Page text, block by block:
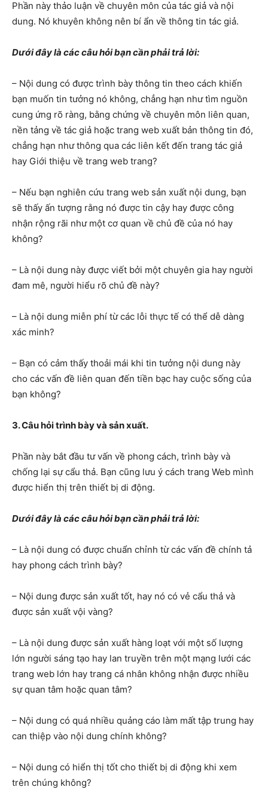
Phần này thảo luận về chuyên môn của tác giả và nội
dung. Nó khuyên không nên bí ẩn về thông tin tác giả.
Dưới đây là các câu hỏi bạn cần phải trả lời:
– Nội dung có được trình bày thông tin theo cách khiến
bạn muốn tin tưởng nó không, chẳng hạn như tìm nguồn
cung ứng rõ ràng, bằng chứng về chuyên môn liên quan,
nền tảng về tác giả hoặc trang web xuất bản thông tin đó,
chẳng hạn như thông qua các liên kết đến trang tác giả
hay Giới thiệu về trang web trang?
– Nếu bạn nghiên cứu trang web sản xuất nội dung, bạn
sẽ thấy ấn tượng rằng nó được tin cậy hay được công
nhận rộng rãi như một cơ quan về chủ đề của nó hay
không?
– Là nội dung này được viết bởi một chuyên gia hay người
đam mê, người hiểu rõ chủ đề này?
– Là nội dung miễn phí từ các lỗi thực tế có thể dễ dàng
xác minh?
– Bạn có cảm thấy thoải mái khi tin tưởng nội dung này
cho các vấn đề liên quan đến tiền bạc hay cuộc sống của
bạn không?
3. Câu hỏi trình bày và sản xuất.
Phần này bắt đầu tư vấn về phong cách, trình bày và
chống lại sự cẩu thả. Bạn cũng lưu ý cách trang Web mình
được hiển thị trên thiết bị di động.
Dưới đây là các câu hỏi bạn cần phải trả lời:
– Là nội dung có được chuẩn chỉnh từ các vấn đề chính tả
hay phong cách trình bày?
– Nội dung được sản xuất tốt, hay nó có vẻ cẩu thả và
được sản xuất vội vàng?
– Là nội dung được sản xuất hàng loạt với một số lượng
lớn người sáng tạo hay lan truyền trên một mạng lưới các
trang web lớn hay trang cá nhân không nhận được nhiều
sự quan tâm hoặc quan tâm?
– Nội dung có quá nhiều quảng cáo làm mất tập trung hay
can thiệp vào nội dung chính không?
– Nội dung có hiển thị tốt cho thiết bị di động khi xem
trên chúng không?